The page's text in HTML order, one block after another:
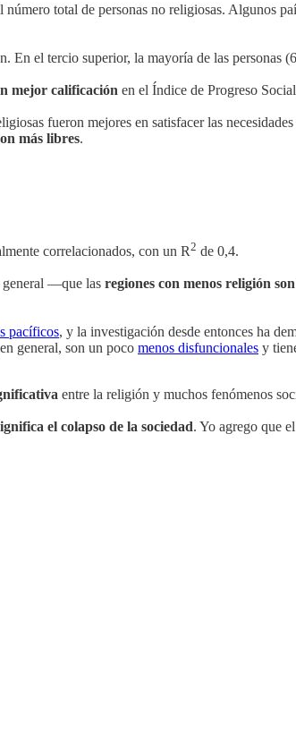
total de personas no religiosas. Algunos
En el tercio superior, la mayoría de las personas
mejor calificación en el Índice de Progreso
fueron mejores en satisfacer las
más libres.
correlacionados, con un R2 de 0,4.
general —que las regiones con menos religión
pacíficos, y la investigación desde entonces ha
general, son un poco menos disfuncionales y
entre la religión y muchos fenómenos
el colapso de la sociedad. Yo agrego que